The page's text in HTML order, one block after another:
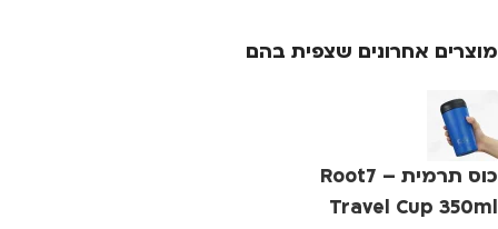
גברים ,חיילים ,טיולים
מוצרים אחרונים שצפית בהם
כוס תרמית – Root7
Travel Cup 350ml